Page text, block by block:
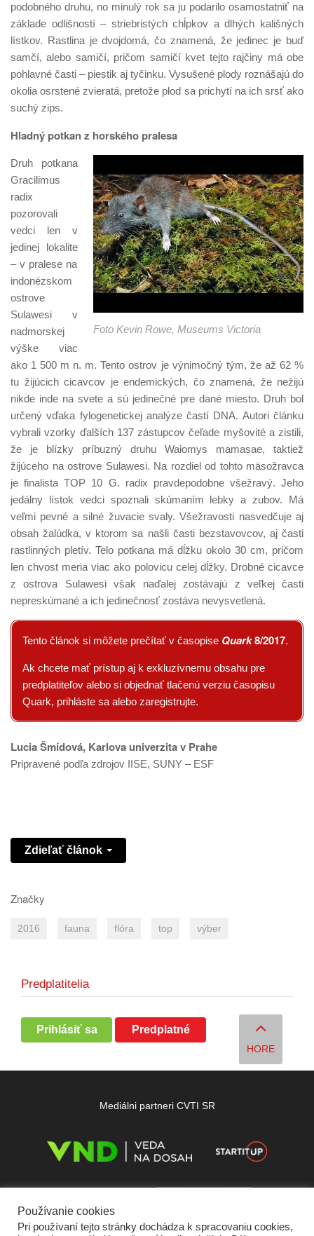
podobného druhu, no minulý rok sa ju podarilo osamostatniť na
základe odlišností – striebristých chĺpkov a dlhých kališných
lístkov. Rastlina je dvojdomá, čo znamená, že jedinec je buď
samčí, alebo samičí, pričom samičí kvet tejto rajčiny má obe
pohlavné časti – piestik aj tyčinku. Vysušené plody roznášajú do
okolia osrstené zvieratá, pretože plod sa prichytí na ich srsť ako
suchý zips.
Hladný potkan z horského pralesa
Foto Kevin Rowe, Museums Victoria
Druh potkana
Gracilimus
radix
pozorovali
vedci len v
jedinej lokalite
– v pralese na
indonézskom
ostrove
Sulawesi v
nadmorskej
výške viac
ako 1 500 m n. m. Tento ostrov je výnimočný tým, že až 62 %
tu žijúcich cicavcov je endemických, čo znamená, že nežijú
nikde inde na svete a sú jedinečné pre dané miesto. Druh bol
určený vďaka fylogenetickej analýze častí DNA. Autori článku
vybrali vzorky ďalších 137 zástupcov čeľade myšovité a zistili,
že je blízky príbuzný druhu Waiomys mamasae, taktiež
žijúceho na ostrove Sulawesi. Na rozdiel od tohto mäsožravca
je finalista TOP 10 G. radix pravdepodobne všežravý. Jeho
jedálny lístok vedci spoznali skúmaním lebky a zubov. Má
veľmi pevné a silné žuvacie svaly. Všežravosti nasvedčuje aj
obsah žalúdka, v ktorom sa našli časti bezstavovcov, aj časti
rastlinných pletív. Telo potkana má dĺžku okolo 30 cm, pričom
len chvost meria viac ako polovicu celej dĺžky. Drobné cicavce
z ostrova Sulawesi však naďalej zostávajú z veľkej časti
nepreskúmané a ich jedinečnosť zostáva nevysvetlená.
Tento článok si môžete prečítať v časopise Quark8/2017.
Ak chcete mať prístup aj k exkluzívnemu obsahu pre
predplatiteľov alebo si objednať tlačenú verziu časopisu
Quark, prihláste sa alebo zaregistrujte.
Lucia Šmídová, Karlova univerzita v Prahe
Pripravené podľa zdrojov IISE, SUNY – ESF
Zdieľať článok
Značky
2016 fauna flóra top výber
Predplatitelia
Prihlásiť sa Predplatné
HORE
Mediálni partneri CVTI SR
Používanie cookies
Pri používaní tejto stránky dochádza k spracovaniu cookies,